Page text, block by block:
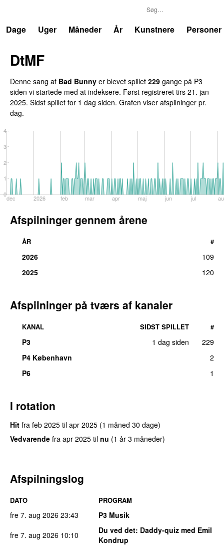
Dage
Uger Måneder År Kunstnere Personer
DtMF
Denne sang af Bad Bunny er blevet spillet 229 gange på P3
siden vi startede med at indeksere. Først registreret tirs 21. jan
2025. Sidst spillet for 1 dag siden. Grafen viser afspilninger pr.
dag.
dec 2026 feb mar apr maj jun jul
0
1
2
3
4
Afspilninger gennem årene
ÅR #
2026
109
2025
120
Afspilninger på tværs af kanaler
KANAL SIDST SPILLET #
P3 1 dag siden
229
P4 København
2
P6
1
I rotation
Hit fra feb 2025 til apr 2025 (1 måned 30 dage)
Vedvarende fra apr 2025 til nu (1 år 3 måneder)
Afspilningslog
DATO PROGRAM
fre 7. aug 2026 23:43
P3 Musik
fre 7. aug 2026 10:10 Du ved det: Daddy-quiz med Emil
Kondrup